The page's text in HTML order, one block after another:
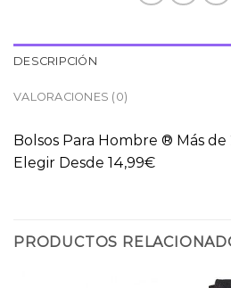
DESCRIPCIÓN
VALORACIONES (0)
Bolsos Para Hombre ® Más
Elegir Desde 14,99€
PRODUCTOS